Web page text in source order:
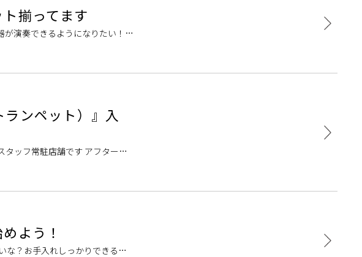
揃ってます
演奏できるようになりたい！」
ランペット）』入
タッフ常駐店舗です アフターサ
よう！
な？お手入れしっかりできるか